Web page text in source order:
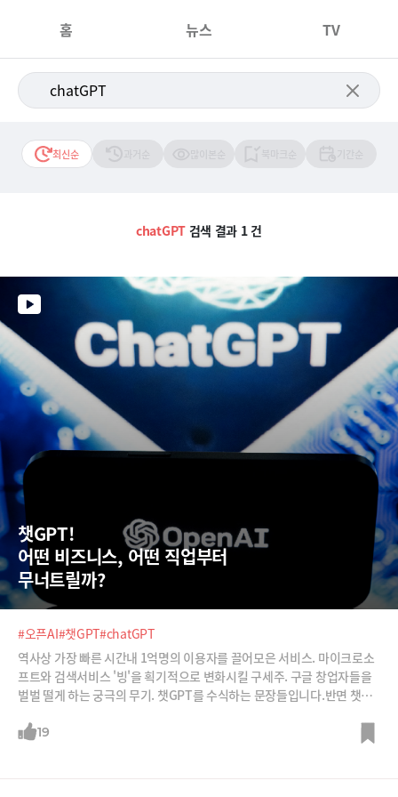
홈 뉴스 TV
최신순
chatGPT검색 결과 1 건
챗GPT!
어떤 비즈니스, 어떤 직업부터
무너트릴까?
#오픈AI#챗GPT#chatGPT
역사상 가장 빠른 시간내 1억명의 이용자를 끌어모은 서비스. 마이크로소
프트와 검색서비스 '빙'을 획기적으로 변화시킬 구세주. 구글 창업자들을
벌벌 떨게 하는 궁극의 무기. 챗GPT를 수식하는 문장들입니다.반면 챗GP
삶을 완전히 뒤바꿔놓을 특이점의 서비스일까요? 챗GPT는 무엇인지, 과
19